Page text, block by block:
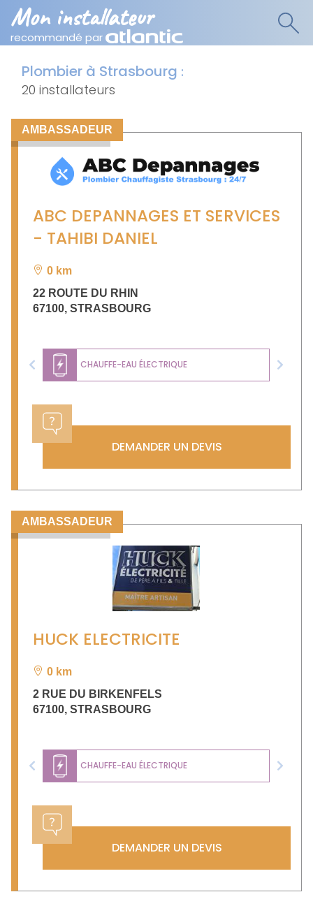
Mon installateur
recommandé par
Plombier à Strasbourg :
20 installateurs
AMBASSADEUR
ABC DEPANNAGES ET SERVICES
- TAHIBI DANIEL
0 km
22 ROUTE DU RHIN
67100, STRASBOURG
CHAUFFE-EAU ÉLECTRIQUE
Previous Next
DEMANDER UN DEVIS
AMBASSADEUR
HUCK ELECTRICITE
0 km
2 RUE DU BIRKENFELS
67100, STRASBOURG
CHAUFFE-EAU ÉLECTRIQUE
Previous Next
DEMANDER UN DEVIS